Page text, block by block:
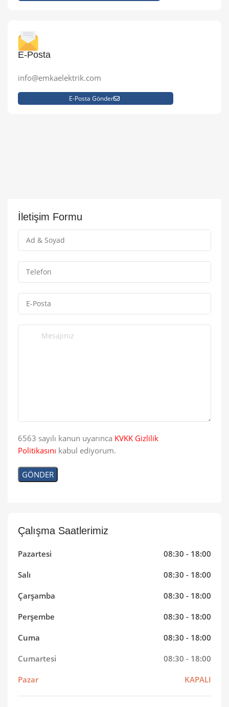
E-Posta
info@emkaelektrik.com
E-Posta Gönder
İletişim Formu
6563 sayılı kanun uyarınca KVKK Gizlilik
Politikasını kabul ediyorum.
Çalışma Saatlerimiz
Pazartesi 08:30 - 18:00
Salı 08:30 - 18:00
Çarşamba 08:30 - 18:00
Perşembe 08:30 - 18:00
Cuma 08:30 - 18:00
Cumartesi 08:30 - 18:00
Pazar KAPALI